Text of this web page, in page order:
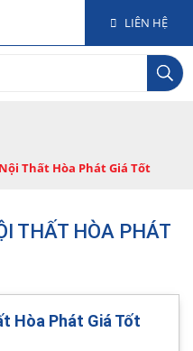
LIÊN HỆ
Thất Hòa Phát Giá Tốt
THẤT HÒA PHÁT
Hòa Phát Giá Tốt